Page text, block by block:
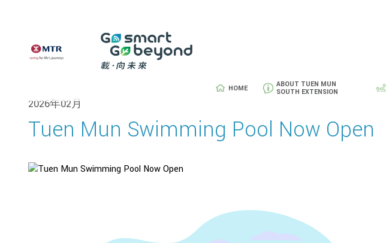
HOME
ABOUT TUEN MUN
SOUTH EXTENSION
2026年02月
Tuen Mun Swimming Pool Now Open